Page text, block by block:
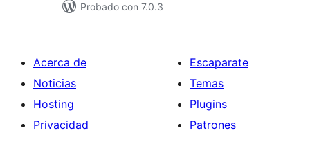
Probado con 7.0.3
Acerca de
Noticias
Hosting
Privacidad
Escaparate
Temas
Plugins
Patrones